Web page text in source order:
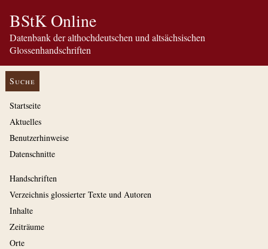
BStK Online
Datenbank der althochdeutschen und altsächsischen
Glossenhandschriften
Suche
Startseite
Aktuelles
Benutzerhinweise
Datenschnitte
Handschriften
Verzeichnis glossierter Texte und Autoren
Inhalte
Zeiträume
Orte